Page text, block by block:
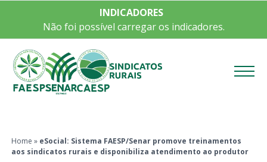
INDICADORES
Não foi possível carregar os indicadores.
Home » eSocial: Sistema FAESP/Senar promove treinamentos
aos sindicatos rurais e disponibiliza atendimento ao produtor